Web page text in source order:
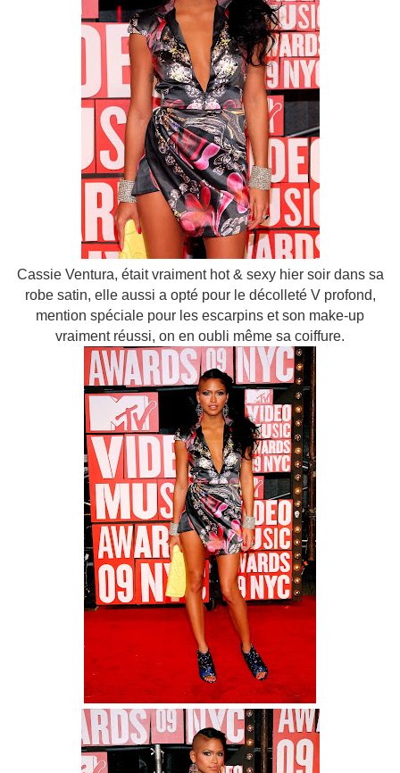
Cassie Ventura, était vraiment hot & sexy hier soir dans sa
robe satin, elle aussi a opté pour le décolleté V profond,
mention spéciale pour les escarpins et son make-up
vraiment réussi, on en oubli même sa coiffure.